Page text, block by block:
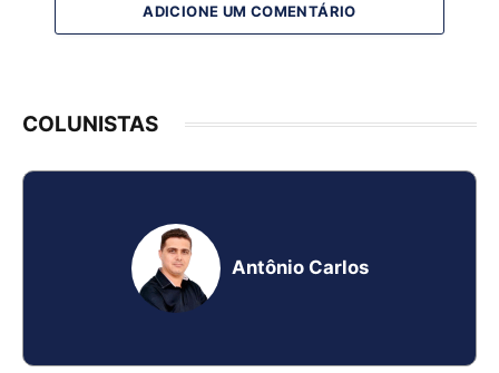
ADICIONE UM COMENTÁRIO
COLUNISTAS
Antônio Carlos